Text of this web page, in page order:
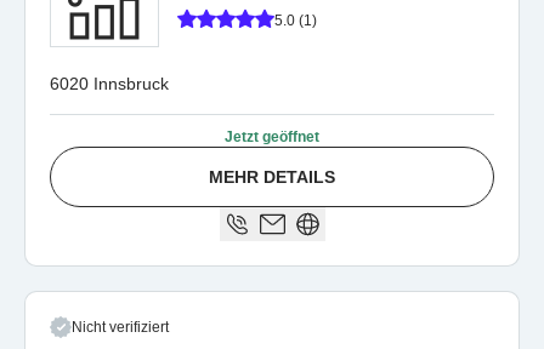
5.0 (1)
6020 Innsbruck
Jetzt geöffnet
MEHR DETAILS
Nicht verifiziert